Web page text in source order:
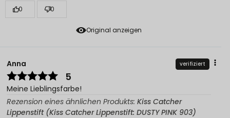
Original anzeigen
0
0
Anna verifiziert
5
Meine Lieblingsfarbe!
Rezension eines ähnlichen Produkts: Kiss Catcher
Lippenstift (Kiss Catcher Lippenstift: DUSTY PINK 903)